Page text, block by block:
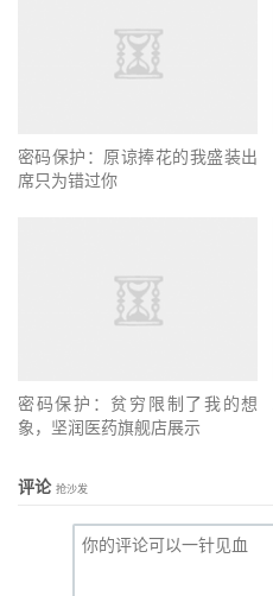
密码保护：原谅捧花的我盛装出
席只为错过你
密码保护：贫穷限制了我的想
象，坚润医药旗舰店展示
评论 抢沙发